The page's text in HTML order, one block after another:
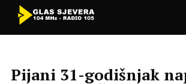
Pijani 31-godišnjak